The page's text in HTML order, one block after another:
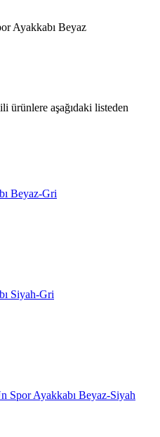
Ayakkabı Beyaz
ürünlere aşağıdaki listeden
Beyaz-Gri
Siyah-Gri
Ayakkabı Beyaz-Siyah